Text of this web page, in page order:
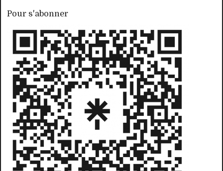
Pour s'abonner